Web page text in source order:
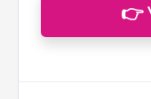
👉